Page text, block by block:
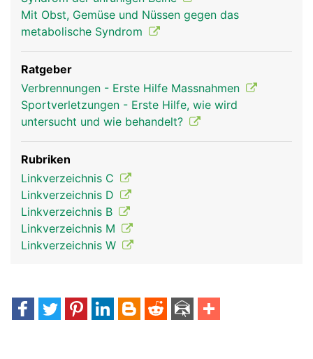
Mit Obst, Gemüse und Nüssen gegen das
metabolische Syndrom
Ratgeber
Verbrennungen - Erste Hilfe Massnahmen
Sportverletzungen - Erste Hilfe, wie wird
untersucht und wie behandelt?
Rubriken
Linkverzeichnis C
Linkverzeichnis D
Linkverzeichnis B
Linkverzeichnis M
Linkverzeichnis W